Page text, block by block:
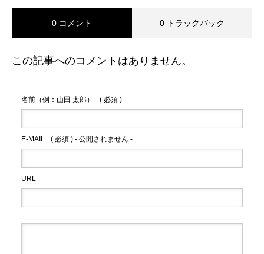
0 コメント 0 トラックバック
この記事へのコメントはありません。
名前（例：山田 太郎） ( 必須 )
E-MAIL ( 必須 ) - 公開されません -
URL